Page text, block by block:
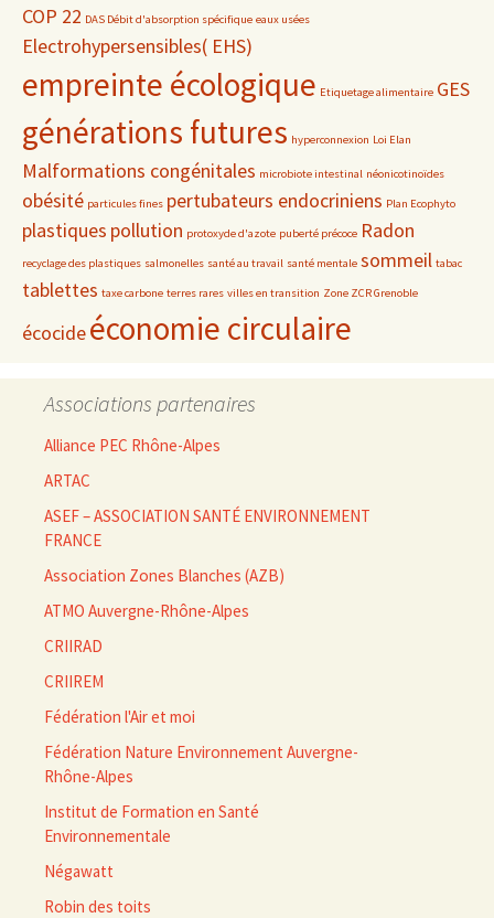
COP 22 DAS Débit d'absorption spécifique eaux usées
Electrohypersensibles( EHS)
empreinte écologique Etiquetage alimentaire GES
générations futures hyperconnexion Loi Elan
Malformations congénitales microbiote intestinal néonicotinoïdes
obésité particules fines pertubateurs endocriniens Plan Ecophyto
plastiques pollution protoxyde d'azote puberté précoce Radon
recyclage des plastiques salmonelles santé au travail santé mentale sommeil tabac
tablettes taxe carbone terres rares villes en transition Zone ZCR Grenoble
écocideéconomie circulaire
Associations partenaires
Alliance PEC Rhône-Alpes
ARTAC
ASEF – ASSOCIATION SANTÉ ENVIRONNEMENT
FRANCE
Association Zones Blanches (AZB)
ATMO Auvergne-Rhône-Alpes
CRIIRAD
CRIIREM
Fédération l'Air et moi
Fédération Nature Environnement Auvergne-
Rhône-Alpes
Institut de Formation en Santé
Environnementale
Négawatt
Robin des toits